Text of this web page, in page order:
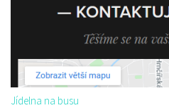
Jídelna na busu